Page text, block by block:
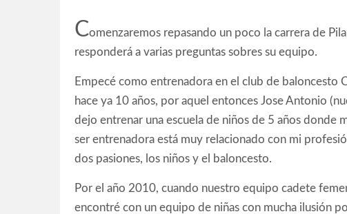
Comenzaremos repasando un poco la carrera de
responderá a varias preguntas sobres su equipo.
Empecé como entrenadora en el club de baloncesto
hace ya 10 años, por aquel entonces Jose Antonio
dejo entrenar una escuela de niños de 5 años donde
ser entrenadora está muy relacionado con mi
dos pasiones, los niños y el baloncesto.
Por el año 2010, cuando nuestro equipo cadete
encontré con un equipo de niñas con mucha ilusión